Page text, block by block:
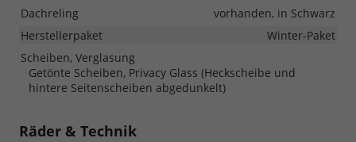
Dachreling
vorhanden, in Schwarz
Herstellerpaket
Winter-Paket
Scheiben, Verglasung
Getönte Scheiben, Privacy Glass (Heckscheibe und
hintere Seitenscheiben abgedunkelt)
Räder & Technik